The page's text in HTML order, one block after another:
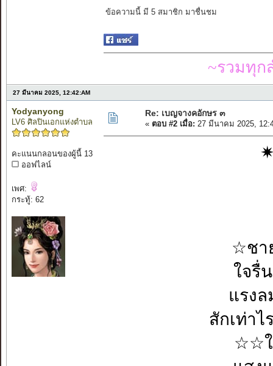
ข้อความนี้ มี 5 สมาชิก มาชื่นชม
~รวมทุก
27 มีนาคม 2025, 12:42:AM
Yodyanyong
LV6 ศิลปินเอกแห่งตำบล
คะแนนกลอนของผู้นี้ 13
ออฟไลน์
เพศ:
กระทู้: 62
Re: เบญจางคอักษร ๓
« ตอบ #2 เมื่อ: 27 มีนาคม 2025,
☆ช
ใจ
แร
สักเท่
☆☆